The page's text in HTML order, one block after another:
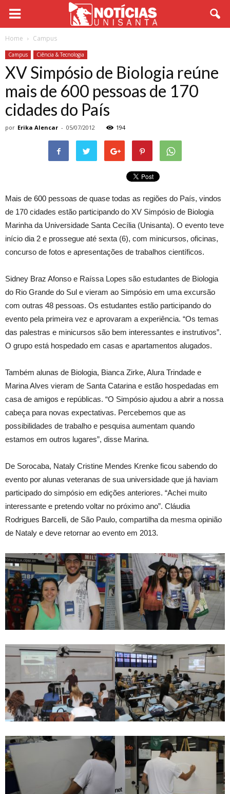
Home Campus
Campus Ciência & Tecnologia
XV Simpósio de Biologia reúne
mais de 600 pessoas de 170
cidades do País
por Erika Alencar - 05/07/2012 194
Mais de 600 pessoas de quase todas as regiões do País, vindos
de 170 cidades estão participando do XV Simpósio de Biologia
Marinha da Universidade Santa Cecília (Unisanta). O evento teve
início dia 2 e prossegue até sexta (6), com minicursos, oficinas,
concurso de fotos e apresentações de trabalhos científicos.
Sidney Braz Afonso e Raíssa Lopes são estudantes de Biologia
do Rio Grande do Sul e vieram ao Simpósio em uma excursão
com outras 48 pessoas. Os estudantes estão participando do
evento pela primeira vez e aprovaram a experiência. “Os temas
das palestras e minicursos são bem interessantes e instrutivos”.
O grupo está hospedado em casas e apartamentos alugados.
Também alunas de Biologia, Bianca Zirke, Alura Trindade e
Marina Alves vieram de Santa Catarina e estão hospedadas em
casa de amigos e repúblicas. “O Simpósio ajudou a abrir a nossa
cabeça para novas expectativas. Percebemos que as
possibilidades de trabalho e pesquisa aumentam quando
estamos em outros lugares”, disse Marina.
De Sorocaba, Nataly Cristine Mendes Krenke ficou sabendo do
evento por alunas veteranas de sua universidade que já haviam
participado do simpósio em edições anteriores. “Achei muito
interessante e pretendo voltar no próximo ano”. Cláudia
Rodrigues Barcelli, de São Paulo, compartilha da mesma opinião
de Nataly e deve retornar ao evento em 2013.